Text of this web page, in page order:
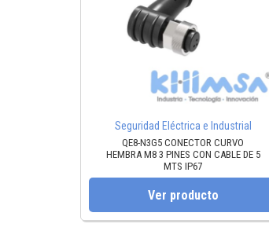
Seguridad Eléctrica e Industrial
QE8-N3G5 CONECTOR CURVO
HEMBRA M8 3 PINES CON CABLE DE 5
MTS IP67
Ver producto